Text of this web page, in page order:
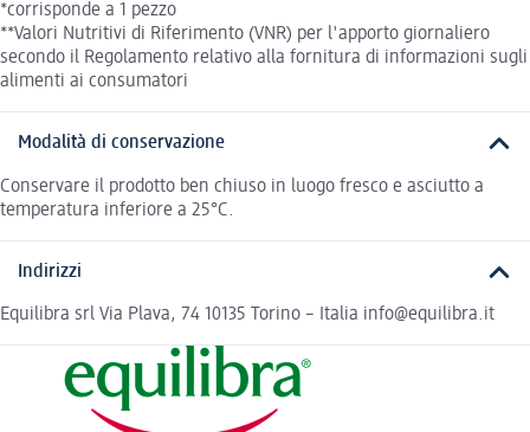
*corrisponde a 1 pezzo
**Valori Nutritivi di Riferimento (VNR) per l'apporto giornaliero
secondo il Regolamento relativo alla fornitura di informazioni sugli
alimenti ai consumatori
Modalità di conservazione
Conservare il prodotto ben chiuso in luogo fresco e asciutto a
temperatura inferiore a 25°C.
Indirizzi
Equilibra srl Via Plava, 74 10135 Torino – Italia info@equilibra.it